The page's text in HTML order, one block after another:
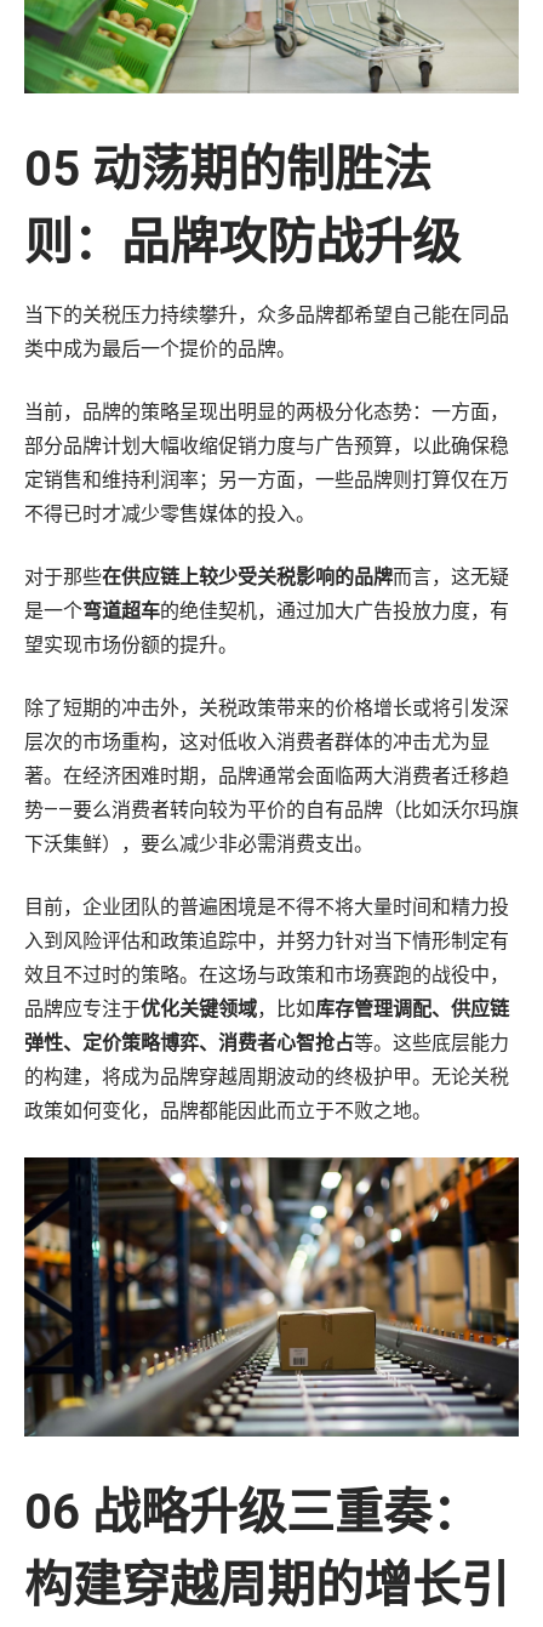
05 动荡期的制胜法
则：品牌攻防战升级
当下的关税压力持续攀升，众多品牌都希望自己能在同品
类中成为最后一个提价的品牌。
当前，品牌的策略呈现出明显的两极分化态势：一方面，
部分品牌计划大幅收缩促销力度与广告预算，以此确保稳
定销售和维持利润率；另一方面，一些品牌则打算仅在万
不得已时才减少零售媒体的投入。
对于那些在供应链上较少受关税影响的品牌而言，这无疑
是一个弯道超车的绝佳契机，通过加大广告投放力度，有
望实现市场份额的提升。
除了短期的冲击外，关税政策带来的价格增长或将引发深
层次的市场重构，这对低收入消费者群体的冲击尤为显
著。在经济困难时期，品牌通常会面临两大消费者迁移趋
势——要么消费者转向较为平价的自有品牌（比如沃尔玛旗
下沃集鲜），要么减少非必需消费支出。
目前，企业团队的普遍困境是不得不将大量时间和精力投
入到风险评估和政策追踪中，并努力针对当下情形制定有
效且不过时的策略。在这场与政策和市场赛跑的战役中，
品牌应专注于优化关键领域，比如库存管理调配、供应链
弹性、定价策略博弈、消费者心智抢占等。这些底层能力
的构建，将成为品牌穿越周期波动的终极护甲。无论关税
政策如何变化，品牌都能因此而立于不败之地。
06 战略升级三重奏：
构建穿越周期的增长引